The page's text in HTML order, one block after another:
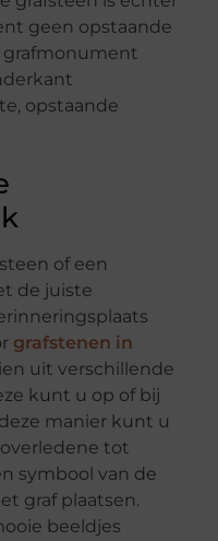
geen opstaande
grafmonument
opstaande
of een
de juiste
grafstenen in
uit verschillende
kunt u op of bij
manier kunt u
tot
symbool van de
graf plaatsen.
beeldjes